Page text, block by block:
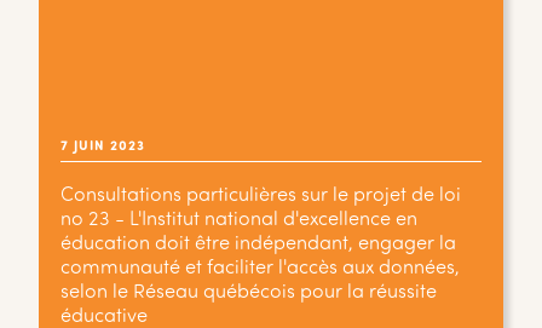
7 JUIN 2023
Consultations particulières sur le projet de loi
no 23 - L'Institut national d'excellence en
éducation doit être indépendant, engager la
communauté et faciliter l'accès aux données,
selon le Réseau québécois pour la réussite
éducative